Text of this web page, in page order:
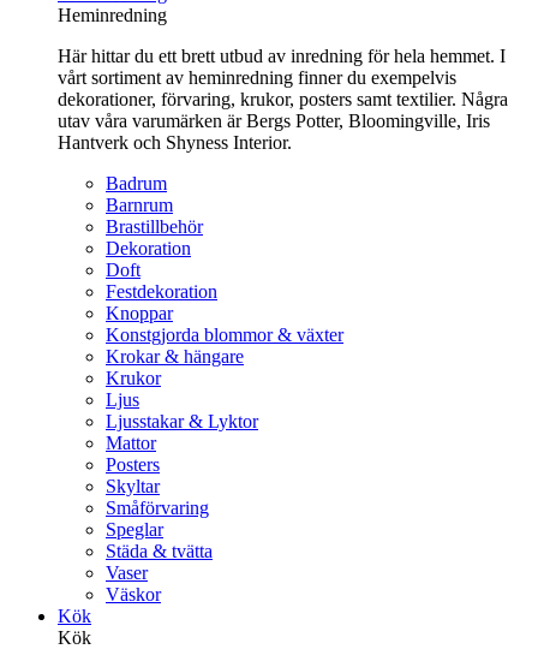
Heminredning
Här hittar du ett brett utbud av inredning för hela hemmet. I
vårt sortiment av heminredning finner du exempelvis
dekorationer, förvaring, krukor, posters samt textilier. Några
utav våra varumärken är Bergs Potter, Bloomingville, Iris
Hantverk och Shyness Interior.
Badrum
Barnrum
Brastillbehör
Dekoration
Doft
Festdekoration
Knoppar
Konstgjorda blommor & växter
Krokar & hängare
Krukor
Ljus
Ljusstakar & Lyktor
Mattor
Posters
Skyltar
Småförvaring
Speglar
Städa & tvätta
Vaser
Väskor
Kök
Kök